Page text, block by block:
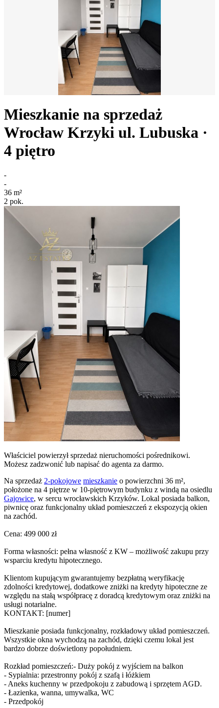
Mieszkanie na sprzedaż
Wrocław Krzyki ul. Lubuska ·
4 piętro
-
-
36 m²
2 pok.
Właściciel powierzył sprzedaż nieruchomości pośrednikowi.
Możesz zadzwonić lub napisać do agenta za darmo.
Na sprzedaż 2-pokojowe mieszkanie o powierzchni 36 m²,
położone na 4 piętrze w 10-piętrowym budynku z windą na osiedlu
Gajowice, w sercu wrocławskich Krzyków. Lokal posiada balkon,
piwnicę oraz funkcjonalny układ pomieszczeń z ekspozycją okien
na zachód.
Cena: 499 000 zł
Forma własności: pełna własność z KW – możliwość zakupu przy
wsparciu kredytu hipotecznego.
Klientom kupującym gwarantujemy bezpłatną weryfikację
zdolności kredytowej, dodatkowe zniżki na kredyty hipoteczne ze
względu na stałą współpracę z doradcą kredytowym oraz zniżki na
usługi notarialne.
KONTAKT: [numer]
Mieszkanie posiada funkcjonalny, rozkładowy układ pomieszczeń.
Wszystkie okna wychodzą na zachód, dzięki czemu lokal jest
bardzo dobrze doświetlony popołudniem.
Rozkład pomieszczeń:- Duży pokój z wyjściem na balkon
- Sypialnia: przestronny pokój z szafą i łóżkiem
- Aneks kuchenny w przedpokoju z zabudową i sprzętem AGD.
- Łazienka, wanna, umywalka, WC
- Przedpokój